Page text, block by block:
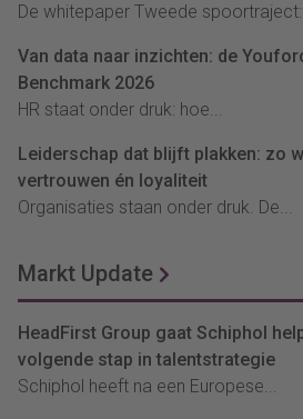
De whitepaper Tweede spoortraject:
Van data naar inzichten: de
Benchmark 2026
HR staat onder druk: hoe...
Leiderschap dat blijft plakken: zo
vertrouwen én loyaliteit
Organisaties staan onder druk. De...
Markt Update
HeadFirst Group gaat Schiphol
volgende stap in talentstrategie
Schiphol heeft na een Europese...